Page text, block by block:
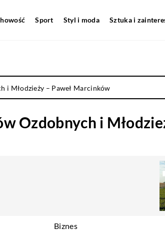
Sport Styl i moda Sztuka i
i Młodzieży – Paweł Marcinków
Ozdobnych i
Biznes